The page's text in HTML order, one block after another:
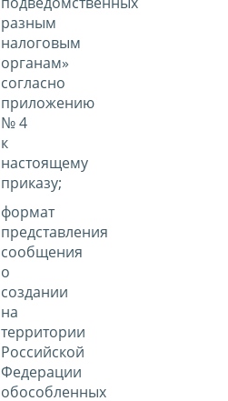
разным
налоговым
органам»
согласно
приложению
№ 4
к
настоящему
приказу;
формат
представления
сообщения
о
создании
на
территории
Российской
Федерации
обособленных